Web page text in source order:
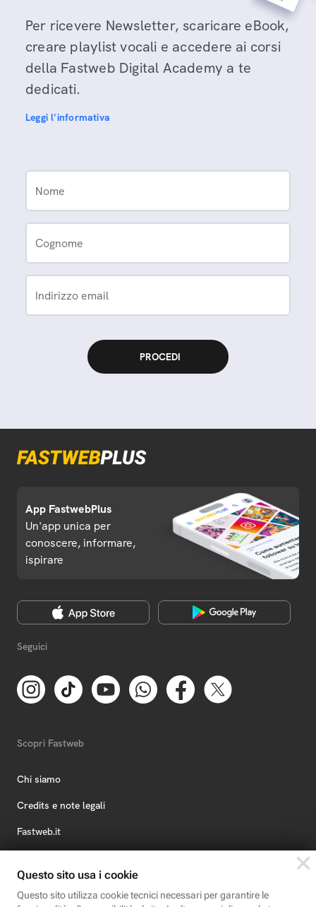
Per ricevere Newsletter, scaricare eBook,
creare playlist vocali e accedere ai corsi
della Fastweb Digital Academy a te
dedicati.
Leggi l'informativa
Nome
Cognome
Indirizzo email
App FastwebPlus
Un'app unica per
conoscere, informare,
ispirare
Seguici
Scopri Fastweb
Chi siamo
Credits e note legali
Fastweb.it
Fastweb Digital Academy